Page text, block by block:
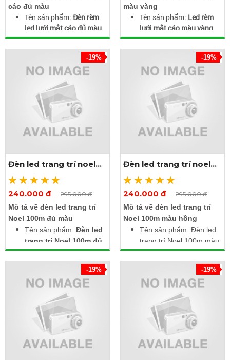
cáo đủ màu
Tên sản phẩm: Đèn rèm
led lưới mắt cáo đủ màu
Điện áp đầu vào: 220V
Kích thước: 3x2m
Màu ánh sáng: Đủ màu
Chất liệu: Vỏ nhựa + dây
nhôm, đồng, bóng đèn
LED,...
Chỉ số bảo vệ: IP44
màu vàng
Tên sản phẩm: Led rèm
lưới mắt cáo màu vàng
Điện áp đầu vào: 220V
Kích thước: 3x2m
Màu ánh sáng: Màu vàng
Chất liệu: Vỏ nhựa + dây
nhôm, đồng, bóng đèn
LED,...
Chỉ số bảo vệ: IP44
-19%
Xem thêm ảnh
Đèn led trang trí noel
100m đủ màu
240.000 đ
295.000 đ
Mô tả về đèn led trang trí
Noel 100m đủ màu
Tên sản phẩm: Đèn led
trang trí Noel 100m đủ
màu
Nguồn điện: 220V AC
(Ghim điện là sáng)
Màu sắc ánh sáng: Đủ
màu, RGB, nhiều màu
Chiều dài dây: 100m có
480 bóng
Loại bóng: Led siêu
sáng, tiết kiệm điện
-19%
Xem thêm ảnh
Đèn led trang trí noel
100m màu hồng
240.000 đ
295.000 đ
Mô tả về đèn led trang trí
Noel 100m màu hồng
Tên sản phẩm: Đèn led
trang trí Noel 100m màu
hồng
Nguồn điện: 220V AC
(Ghim điện là sáng)
Màu sắc ánh sáng: Màu
Chiều dài dây: 100m có
480 bóng
Loại bóng: Led siêu
sáng, tiết kiệm điện
-19% -19%